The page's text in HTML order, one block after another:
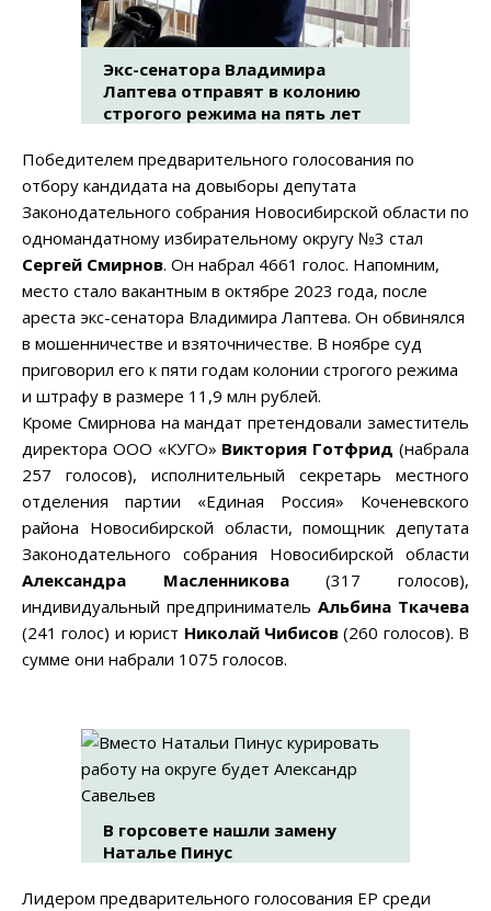
Экс-сенатора Владимира
Лаптева отправят в колонию
строгого режима на пять лет
Победителем предварительного голосования по
отбору кандидата на довыборы депутата
Законодательного собрания Новосибирской области по
одномандатному избирательному округу №3 стал
Сергей Смирнов. Он набрал 4661 голос. Напомним,
место стало вакантным в октябре 2023 года, после
ареста экс-сенатора Владимира Лаптева. Он обвинялся
в мошенничестве и взяточничестве. В ноябре суд
приговорил его к пяти годам колонии строгого режима
и штрафу в размере 11,9 млн рублей.
Кроме Смирнова на мандат претендовали заместитель
директора ООО «КУГО» Виктория Готфрид (набрала
257 голосов), исполнительный секретарь местного
отделения партии «Единая Россия» Коченевского
района Новосибирской области, помощник депутата
Законодательного собрания Новосибирской области
Александра Масленникова(317 голосов),
индивидуальный предприниматель Альбина Ткачева
(241 голос) и юрист Николай Чибисов(260 голосов). В
сумме они набрали 1075 голосов.
В горсовете нашли замену
Наталье Пинус
Лидером предварительного голосования ЕР среди